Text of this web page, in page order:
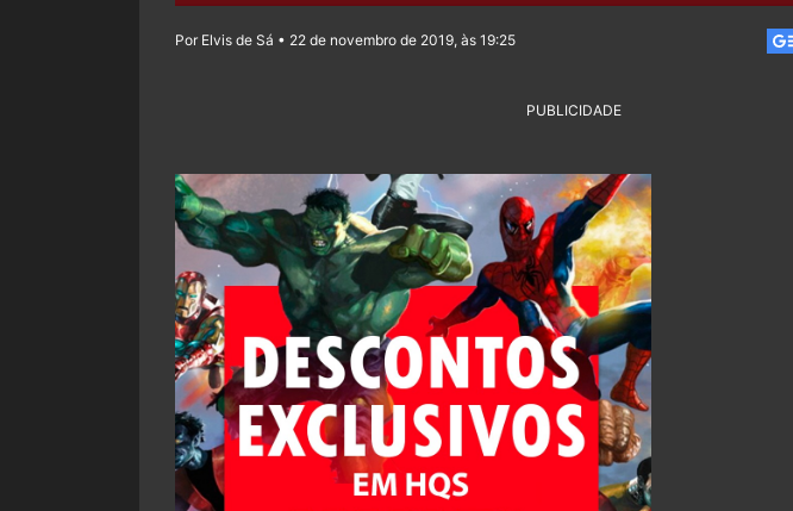
Por Elvis de Sá • 22 de novembro de 2019, às 19:25
PUBLICIDADE